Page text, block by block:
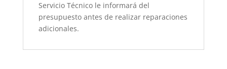
Servicio Técnico le informará del
presupuesto antes de realizar reparaciones
adicionales.